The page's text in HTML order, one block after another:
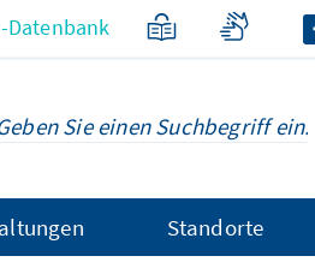
Datenbank
Standorte